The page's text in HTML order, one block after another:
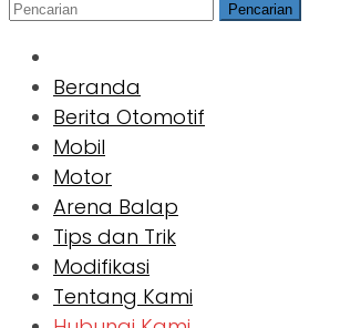
Pencarian
Beranda
Berita Otomotif
Mobil
Motor
Arena Balap
Tips dan Trik
Modifikasi
Tentang Kami